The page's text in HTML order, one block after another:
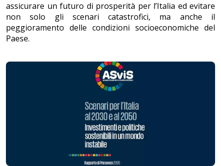
assicurare un futuro di prosperità per l’Italia ed evitare
non solo gli scenari catastrofici, ma anche il
peggioramento delle condizioni socioeconomiche del
Paese.